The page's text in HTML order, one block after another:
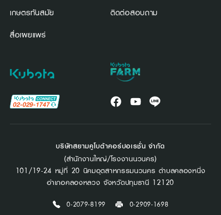
เกษตรทันสมัย
สื่อเผยแพร่
ติดต่อสอบถาม
บริษัทสยามคูโบต้าคอร์ปอเรชั่น จำกัด
(สำนักงานใหญ่/โรงงานนวนคร)
101/19-24 หมู่ที่ 20 นิคมอุตสาหกรรมนวนคร ตำบลคลองหนึ่ง
อำเภอคลองหลวง จังหวัดปทุมธานี 12120
0-2079-8199 0-2909-1698